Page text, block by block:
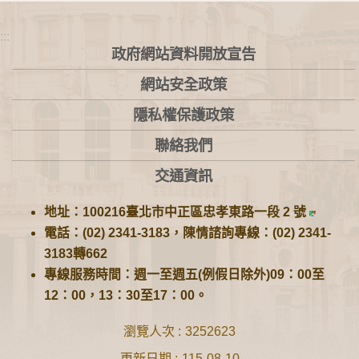
:::
政府網站資料開放宣告
網站安全政策
隱私權保護政策
聯絡我們
交通資訊
地址：100216臺北市中正區忠孝東路一段 2 號
電話：(02) 2341-3183，陳情諮詢專線：(02) 2341-
3183轉662
專線服務時間：週一至週五(例假日除外)09：00至
12：00，13：30至17：00。
瀏覽人次
3252623